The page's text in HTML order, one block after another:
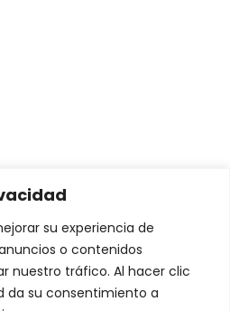
su experiencia de
o contenidos
nuestro tráfico. Al hacer clic
da su consentimiento a